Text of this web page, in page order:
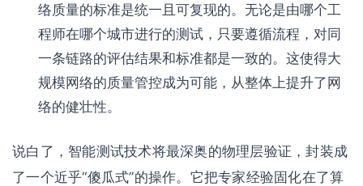
络质量的标准是统一且可复现的。无论是由哪个工
程师在哪个城市进行的测试，只要遵循流程，对同
一条链路的评估结果和标准都是一致的。这使得大
规模网络的质量管控成为可能，从整体上提升了网
络的健壮性。
说白了，智能测试技术将最深奥的物理层验证，封装成
了一个近乎“傻瓜式”的操作。它把专家经验固化在了算